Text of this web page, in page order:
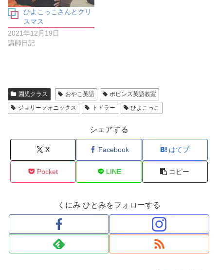
ン
ド
ウ
で
開
き
ま
ひよこっこさんとクリ
スマス
2021年12月19日
講師日記
園児クラス おやこ英語
ポピンズ英語教室
ジョリーフォニックス
トドラー ひよこっこ
シェアする
X Facebook はてブ
Pocket LINE コピー
くにみ ひとみをフォローする